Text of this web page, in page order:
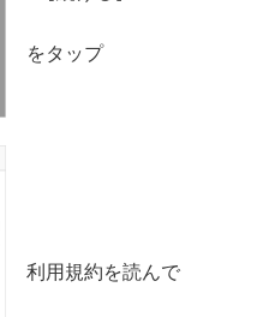
をタップ
利用規約を読んで